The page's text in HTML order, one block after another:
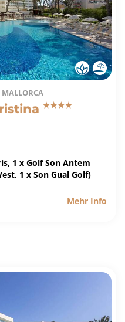
1 x Golf Son Antem
1 x Son Gual Golf)
Mehr Info